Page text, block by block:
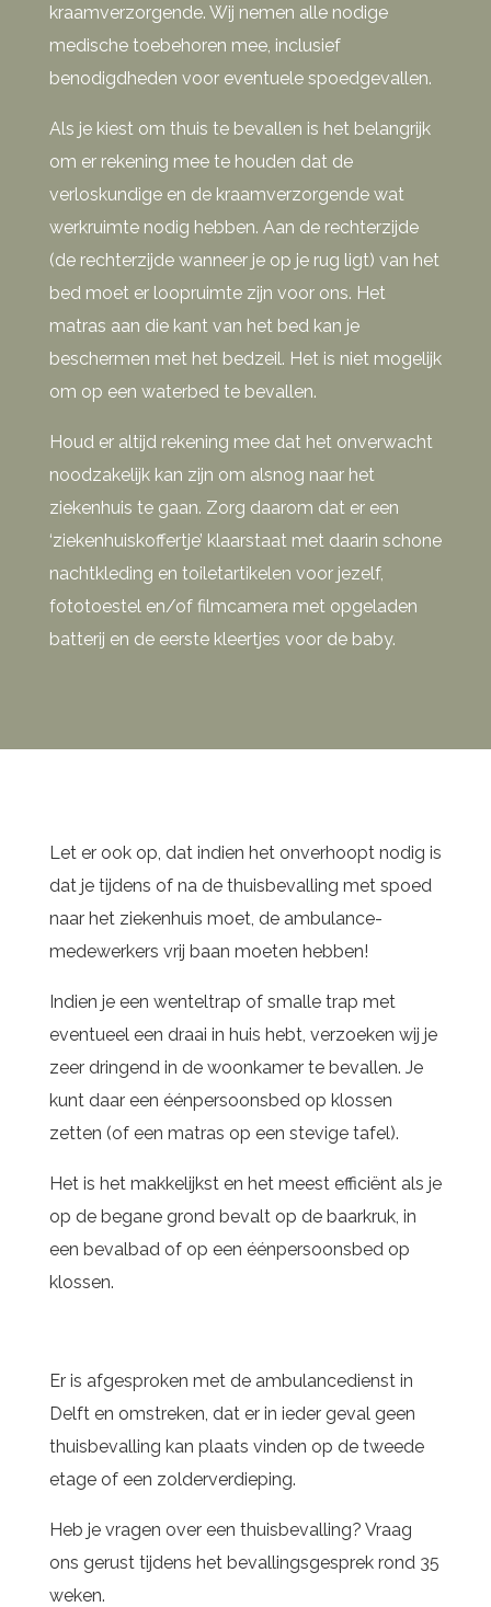
kraamverzorgende. Wij nemen alle nodige
medische toebehoren mee, inclusief
benodigdheden voor eventuele spoedgevallen.
Als je kiest om thuis te bevallen is het belangrijk
om er rekening mee te houden dat de
verloskundige en de kraamverzorgende wat
werkruimte nodig hebben. Aan de rechterzijde
(de rechterzijde wanneer je op je rug ligt) van het
bed moet er loopruimte zijn voor ons. Het
matras aan die kant van het bed kan je
beschermen met het bedzeil. Het is niet mogelijk
om op een waterbed te bevallen.
Houd er altijd rekening mee dat het onverwacht
noodzakelijk kan zijn om alsnog naar het
ziekenhuis te gaan. Zorg daarom dat er een
‘ziekenhuiskoffertje’ klaarstaat met daarin schone
nachtkleding en toiletartikelen voor jezelf,
fototoestel en/of filmcamera met opgeladen
batterij en de eerste kleertjes voor de baby.
Let er ook op, dat indien het onverhoopt nodig is
dat je tijdens of na de thuisbevalling met spoed
naar het ziekenhuis moet, de ambulance-
medewerkers vrij baan moeten hebben!
Indien je een wenteltrap of smalle trap met
eventueel een draai in huis hebt, verzoeken wij je
zeer dringendin de woonkamer te bevallen. Je
kunt daar een éénpersoonsbed op klossen
zetten (of een matras op een stevige tafel).
Het is het makkelijkst en het meest efficiënt als je
op de begane grond bevalt op de baarkruk, in
een bevalbad of op een éénpersoonsbed op
klossen.
Er is afgesproken met de ambulancedienst in
Delft en omstreken, dat er in ieder geval geen
thuisbevalling kan plaats vinden op de tweede
etage of een zolderverdieping.
Heb je vragen over een thuisbevalling? Vraag
ons gerust tijdens het bevallingsgesprek rond 35
weken.